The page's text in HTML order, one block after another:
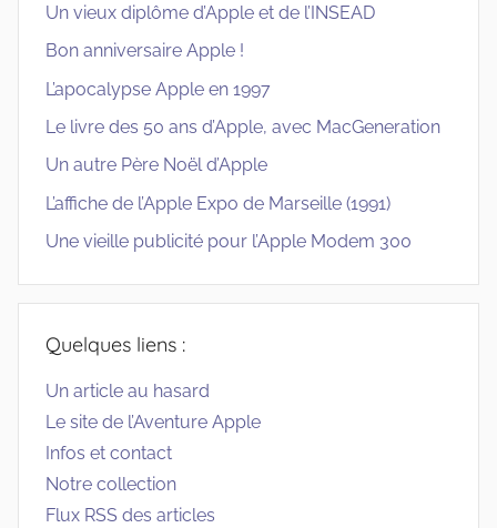
Un vieux diplôme d’Apple et de l’INSEAD
Bon anniversaire Apple !
L’apocalypse Apple en 1997
Le livre des 50 ans d’Apple, avec MacGeneration
Un autre Père Noël d’Apple
L’affiche de l’Apple Expo de Marseille (1991)
Une vieille publicité pour l’Apple Modem 300
Quelques liens :
Un article au hasard
Le site de l’Aventure Apple
Infos et contact
Notre collection
Flux RSS des articles